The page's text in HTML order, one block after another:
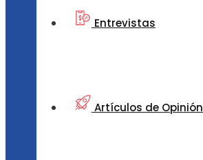
Entrevistas
Artículos de Opinión